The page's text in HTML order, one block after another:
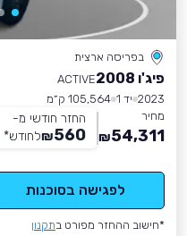
בפריסה ארצית
פיג'ו 2008
ACTIVE
2023 יד 1
105,564 ק״מ
מחיר
54,311
₪
החזר חודשי מ-
560
₪לחודש*
לפגישה בסוכנות
*חישוב ההחזר מפורט בתקנון